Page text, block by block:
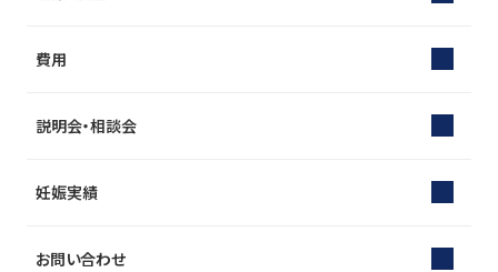
費用
説明会・相談会
妊娠実績
お問い合わせ